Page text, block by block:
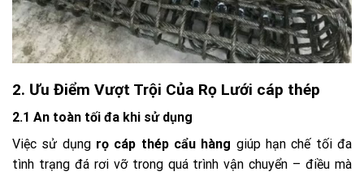
2. Ưu Điểm Vượt Trội Của Rọ Lưới cáp thép
2.1 An toàn tối đa khi sử dụng
Việc sử dụng rọ cáp thép cẩu hàng giúp hạn chế tối đa
tình trạng đá rơi vỡ trong quá trình vận chuyển – điều mà